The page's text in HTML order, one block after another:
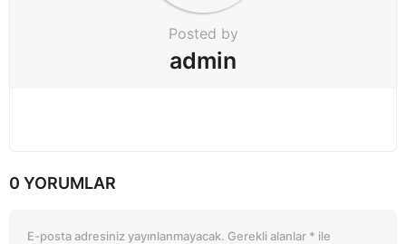
Posted by
admin
0 YORUMLAR
E-posta adresiniz yayınlanmayacak. Gerekli alanlar * ile